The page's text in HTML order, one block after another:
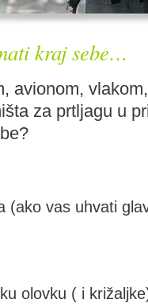
kraj sebe…
avionom,
za prtljagu u
(ako vas uhvati
olovku ( i